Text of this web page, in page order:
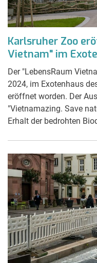
Karlsruher Zoo
Vietnam" im
Der "LebensRaum
2024, im Exotenhaus
eröffnet worden. Der
"Vietnamazing. Save
Erhalt der bedrohten